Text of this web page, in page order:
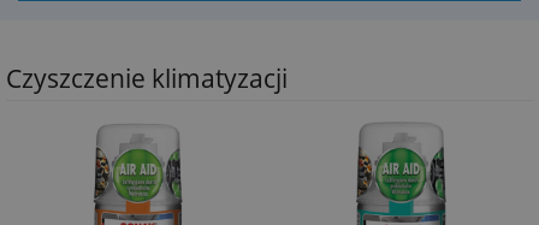
Czyszczenie klimatyzacji